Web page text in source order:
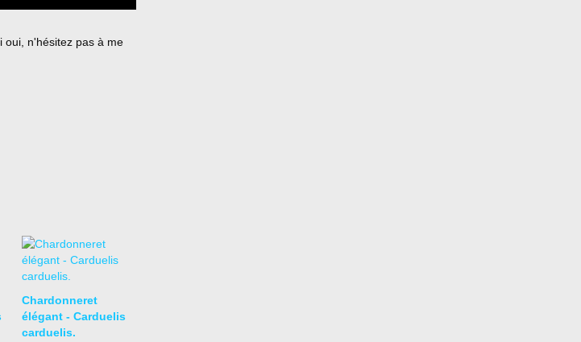
oui, n'hésitez pas à me
Chardonneret
élégant - Carduelis
carduelis.